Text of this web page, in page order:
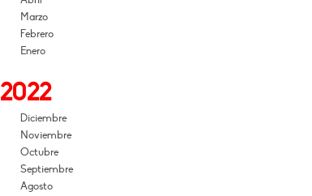
Marzo
Febrero
Enero
2022
Diciembre
Noviembre
Octubre
Septiembre
Agosto